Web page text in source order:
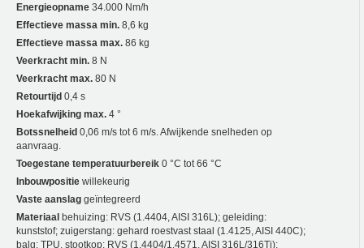
Energieopname 34.000 Nm/h
Effectieve massa min. 8,6 kg
Effectieve massa max. 86 kg
Veerkracht min. 8 N
Veerkracht max. 80 N
Retourtijd 0,4 s
Hoekafwijking max. 4 °
Botssnelheid 0,06 m/s tot 6 m/s. Afwijkende snelheden op
aanvraag.
Toegestane temperatuurbereik 0 °C tot 66 °C
Inbouwpositie willekeurig
Vaste aanslag geïntegreerd
Materiaal behuizing: RVS (1.4404, AISI 316L); geleiding:
kunststof; zuigerstang: gehard roestvast staal (1.4125, AISI 440C);
balg: TPU, stootkop: RVS (1.4404/1.4571, AISI 316L/316Ti);